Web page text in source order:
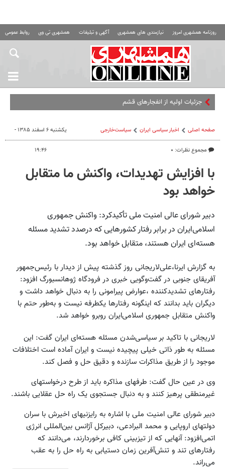
روزنامه همشهری امروز نیازمندی های همشهری آگهی و تبلیغات همشهری تی وی روابط عمومی
جزئیات اولیه از انفجارهای قشم
صفحه اصلی اخبار سیاسی ایران سیاست‌خارجی
مجموع نظرات: ۰
یکشنبه ۶ اسفند ۱۳۸۵ -
۱۹:۴۶
با افزایش تهدیدات، واکنش ما متقابل
خواهد بود
دبیر شورای عالی امنیت ملی تأکیدکرد: واکنش جمهوری
اسلامی‌ایران در برابر رفتار کشورهایی که درصدد تشدید مسئله
هسته‌ای ایران هستند، متقابل خواهد بود.
به گزارش ایرنا،علی‌لاریجانی روز گذشته پیش از دیدار با رئیس‌جمهور
آفریقای جنوبی در گفت‌وگویی خبری در فرودگاه ژوهانسبورگ افزود:
رفتارهای تشدیدکننده ،عوارض پیرامونی را به دنبال خواهد داشت و
دیگران باید بدانند که اینگونه رفتارها یکطرفه نیست و به‌طور حتم با
واکنش متقابل جمهوری اسلامی‌ایران روبرو خواهد شد.
لاریجانی با تاکید بر سیاسی‌شدن مسئله هسته‌ای ایران گفت: این
مسئله به طور ذاتی خیلی پیچیده نیست و ایران آماده است اختلافات
موجود را از طریق مذاکرات سازنده و دقیق حل و فصل کند.
وی در عین حال گفت: طرفهای مذاکره باید از طرح درخواستهای
غیرمنطقی پرهیز کنند و به دنبال جستجوی یک راه حل عقلایی باشند.
دبیر شورای عالی امنیت ملی با اشاره به رایزنیهای اخیرش با سران
دولتهای اروپایی و محمد البرادعی، دبیرکل آژانس بین‌المللی انرژی
اتمی‌افزود: آنهایی که از تیزبینی کافی برخوردارند، می‌دانند که
رفتارهای تند و تنش‌آفرین زمان دستیابی به راه حل را به عقب
می‌راند.